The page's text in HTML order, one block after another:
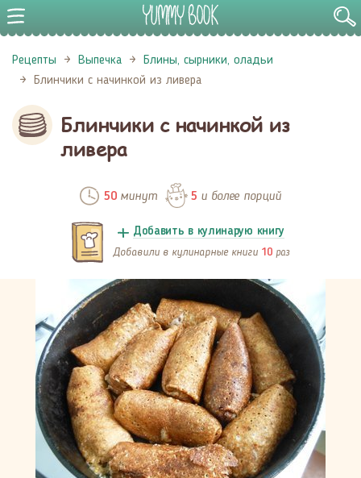
Рецепты Выпечка
Блины, сырники, оладьи
Блинчики с начинкой из ливера
Блинчики с начинкой из
ливера
50минут 5 и более порций
Добавить в кулинарую книгу
Добавили в кулинарные книги 10 раз